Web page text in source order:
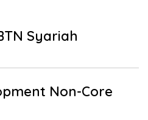
Syariah
Non-Core